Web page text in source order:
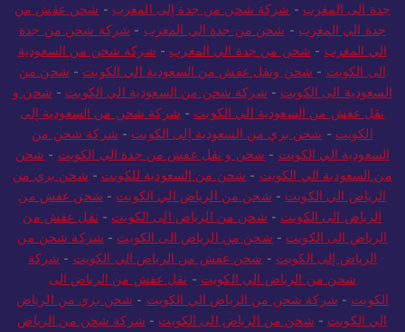
جدة الى المغرب - شركة شحن من جدة إلى المغرب - شحن عفش من
جدة الي المغرب - شحن من جدة الي المغرب - شركة شحن من جدة
الي المغرب - شحن من جدة الي المغرب - شركة شحن من السعودية
الى الكويت - شحن ونقل عفش من السعودية الي الكويت - شحن من
السعودية الى الكويت - شركة شحن من السعودية الي الكويت - شحن و
نقل عفش من السعودية الي الكويت - شركة شحن من السعودية إلى
الكويت - شحن بري من السعودية إلى الكويت - شركة شحن من
السعودية الي الكويت - شحن و نقل عفش من جدة الى الكويت - شحن
من السعودية الي الكويت - شحن من السعودية للكويت - شحن بري من
الرياض الي الكويت - شحن من الرياض الي الكويت - شحن عفش من
الرياض الى الكويت - شحن من الرياض الى الكويت - نقل عفش من
الرياض الى الكويت - شحن من الرياض الى الكويت - شركة شحن من
الرياض إلى الكويت - شحن عفش من الرياض الي الكويت - شركة
شحن من الرياض الي الكويت - نقل عفش من الرياض الى
الكويت - شركة شحن من الرياض الي الكويت - شحن بري من الرياض
الي الكويت - شحن من الرياض الى الكويت - شركة شحن من الرياض